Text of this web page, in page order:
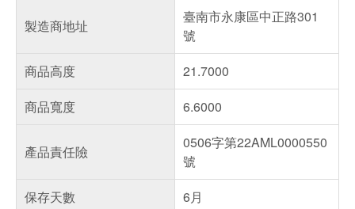
製造商地址
臺南市永康區中正路301
號
商品高度
21.7000
商品寬度
6.6000
產品責任險
0506字第22AML0000550
號
保存天數
6月